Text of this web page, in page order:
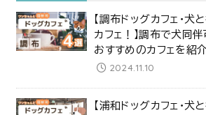
【調布ドッグカフェ・犬
カフェ！】調布で犬同
おすすめのカフェを紹介
2024.11.10
【浦和ドッグカフェ・犬